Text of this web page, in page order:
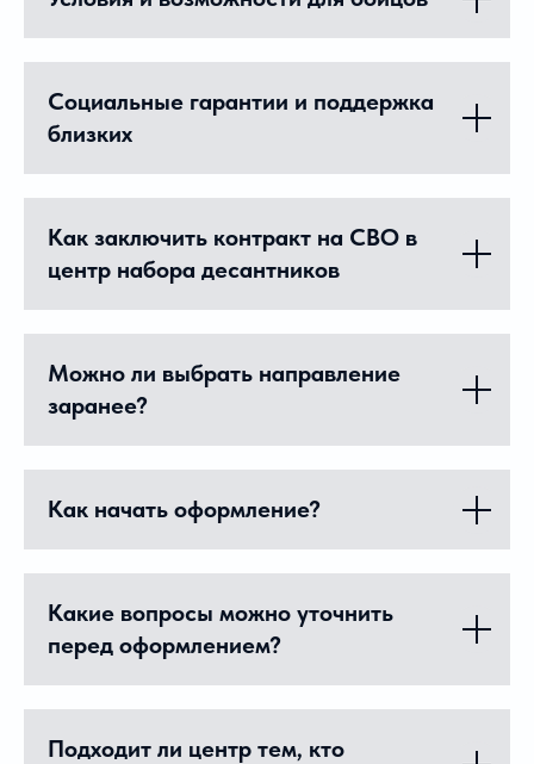
Социальные гарантии и поддержка
близких
Как заключить контракт на СВО в
центр набора десантников
Можно ли выбрать направление
заранее?
Как начать оформление?
Какие вопросы можно уточнить
перед оформлением?
Подходит ли центр тем, кто